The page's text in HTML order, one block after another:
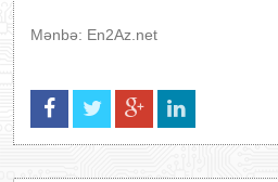
Mənbə: En2Az.net